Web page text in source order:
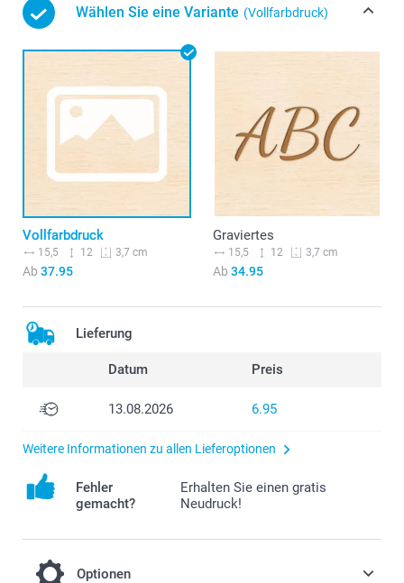
Wählen Sie eine Variante (Vollfarbdruck)
Vollfarbdruck
15,5 12 3,7 cm
Ab 37.95
Graviertes
15,5 12 3,7 cm
Ab 34.95
Lieferung
Datum Preis
13.08.2026 6.95
Weitere Informationen zu allen Lieferoptionen
Fehler
gemacht?
Erhalten Sie einen gratis
Neudruck!
Optionen